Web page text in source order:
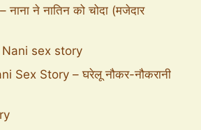
ने नातिन को चोदा (मजेदार
sex story
Sex Story – घरेलू नौकर-नौकरानी